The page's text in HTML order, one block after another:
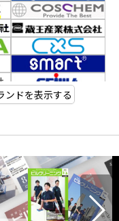
ンドを表示する